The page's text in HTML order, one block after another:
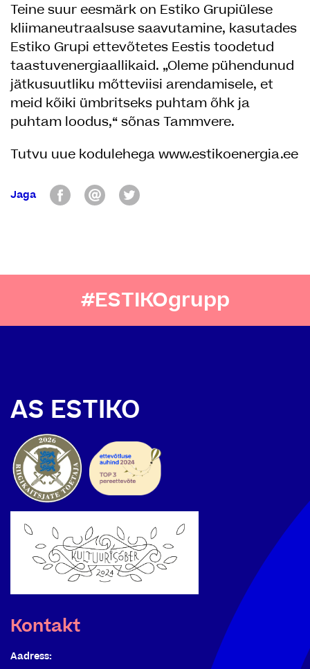
Teine suur eesmärk on Estiko Grupiülese
kliimaneutraalsuse saavutamine, kasutades
Estiko Grupi ettevõtetes Eestis toodetud
taastuvenergiaallikaid. „Oleme pühendunud
jätkusuutliku mõtteviisi arendamisele, et
meid kõiki ümbritseks puhtam õhk ja
puhtam loodus,“ sõnas Tammvere.
Tutvu uue kodulehegawww.estikoenergia.ee
Jaga
#ESTIKOgrupp
AS ESTIKO
Kontakt
Aadress: